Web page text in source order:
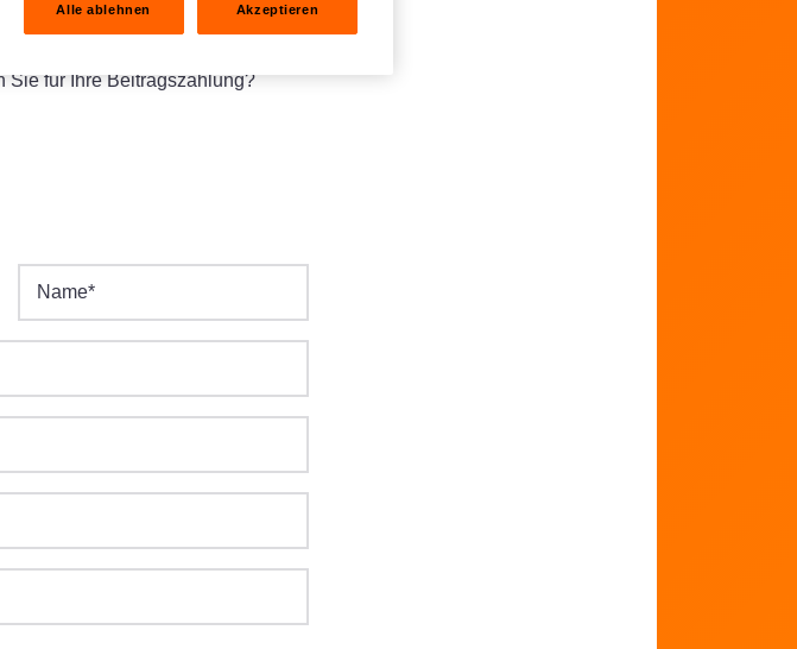
Sie für Ihre Beitragszahlung?
Name*
Alle ablehnen Akzeptieren